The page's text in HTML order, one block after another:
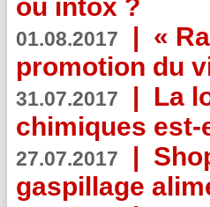
ou intox ?
01.08.2017 | «
promotion du
31.07.2017 | La
chimiques
27.07.2017 |
gaspillage